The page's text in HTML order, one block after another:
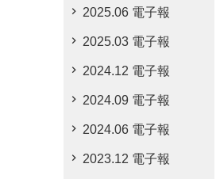
2025.06 電子報
2025.03 電子報
2024.12 電子報
2024.09 電子報
2024.06 電子報
2023.12 電子報